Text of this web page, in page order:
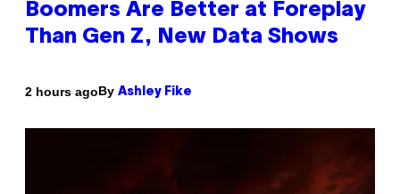
Boomers Are Better at Foreplay
Than Gen Z, New Data Shows
2 hours agoBy Ashley Fike